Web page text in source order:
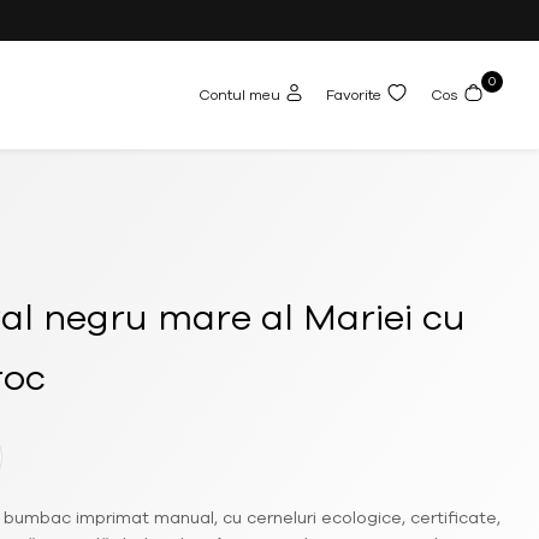
Contul meu Favorite Cos
0
negru mare al Mariei cu
imprimat manual, cu cerneluri ecologice, certificate,